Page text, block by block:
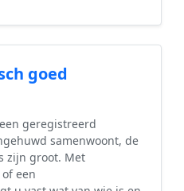
goed
geregistreerd
samenwoont, de
zijn groot. Met
een